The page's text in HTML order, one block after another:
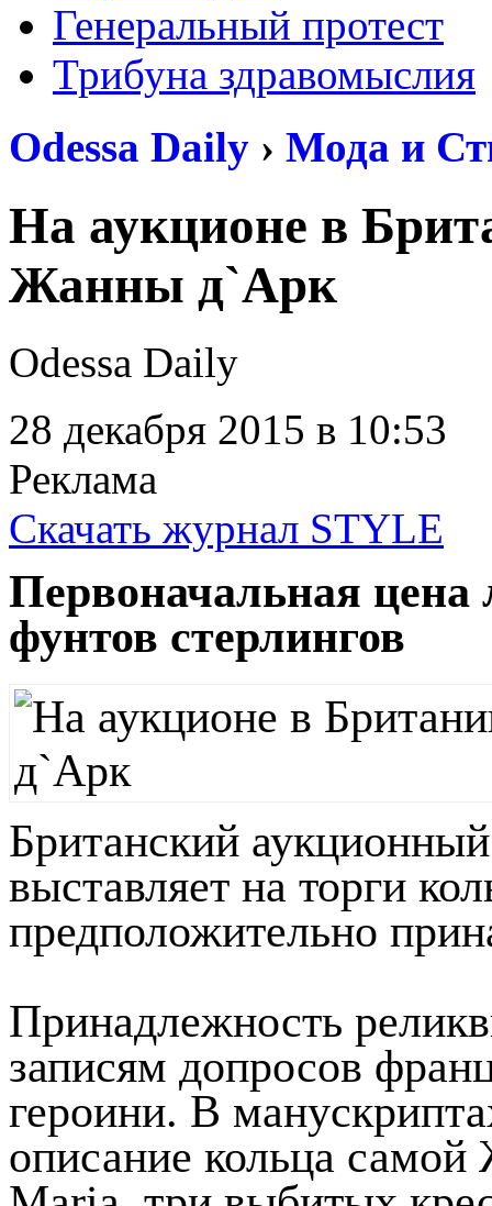
Генеральный протест
Трибуна здравомыслия
Odessa Daily › Мода и
На аукционе в
Жанны д`Арк
Odessa Daily
28 декабря 2015 в 10:53
Реклама
Скачать журнал STYLE
Первоначальная цена
фунтов стерлингов
Британский
выставляет на торги
предположительно
Принадлежность
записям допросов
героини. В
описание кольца